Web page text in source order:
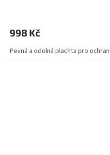
998 Kč
Pevná a odolná plachta pro